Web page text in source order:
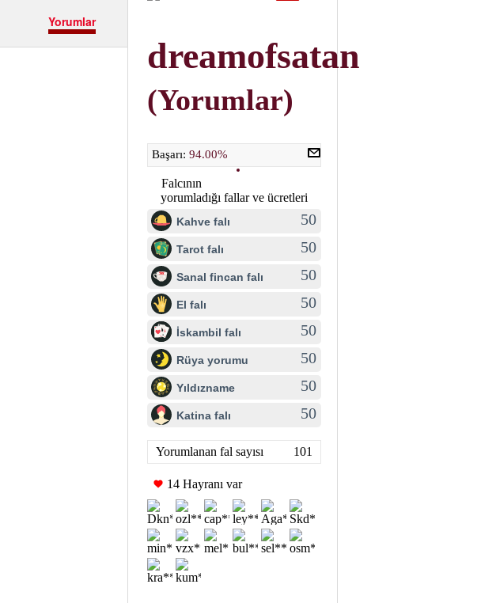
dreamofsatan
(Yorumlar)
Başarı: 94.00%
Falcının
yorumladığı fallar ve ücretleri
Kahve falı 50
Tarot falı 50
Sanal fincan falı 50
El falı 50
İskambil falı 50
Rüya yorumu 50
Yıldızname 50
Katina falı 50
Yorumlanan fal sayısı 101
14 Hayranı var
Yorumlar